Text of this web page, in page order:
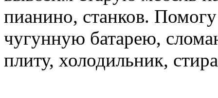
пианино, станков.
чугунную батарею,
плиту, холодильник,